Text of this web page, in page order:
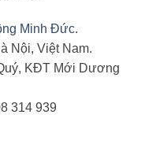
Minh Đức.
Nội, Việt Nam.
KĐT Mới Dương
314 939